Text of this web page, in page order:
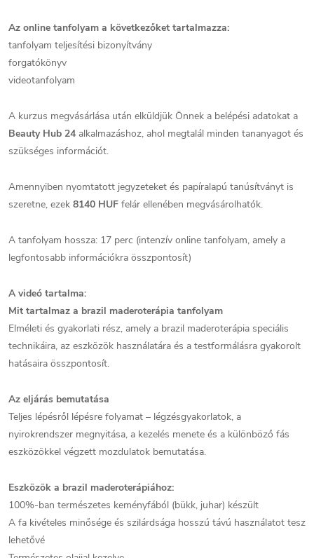
Az online tanfolyam a következőket tartalmazza:
tanfolyam teljesítési bizonyítvány
forgatókönyv
videotanfolyam
A kurzus megvásárlása után elküldjük Önnek a belépési adatokat a
Beauty Hub 24 alkalmazáshoz, ahol megtalál minden tananyagot és
szükséges információt.
Amennyiben nyomtatott jegyzeteket és papíralapú tanúsítványt is
szeretne, ezek 8140 HUF felár ellenében megvásárolhatók.
A tanfolyam hossza: 17 perc (intenzív online tanfolyam, amely a
legfontosabb információkra összpontosít)
A videó tartalma:
Mit tartalmaz a brazil maderoterápia tanfolyam
Elméleti és gyakorlati rész, amely a brazil maderoterápia speciális
technikáira, az eszközök használatára és a testformálásra gyakorolt
hatásaira összpontosít.
Az eljárás bemutatása
Teljes lépésről lépésre folyamat – légzésgyakorlatok, a
nyirokrendszer megnyitása, a kezelés menete és a különböző fás
eszközökkel végzett mozdulatok bemutatása.
Eszközök a brazil maderoterápiához:
100%-ban természetes keményfából (bükk, juhar) készült
A fa kivételes minősége és szilárdsága hosszú távú használatot tesz
lehetővé